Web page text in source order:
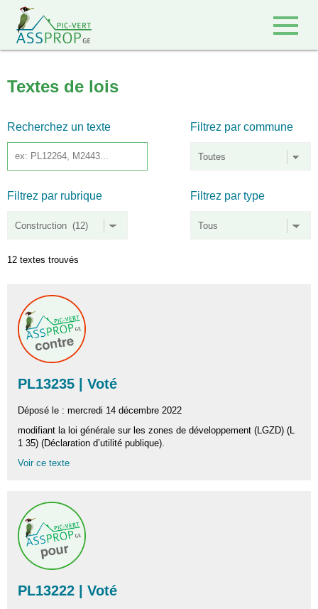
Textes de lois
Recherchez un texte Filtrez par commune
Filtrez par rubrique Filtrez par type
12 textes trouvés
PL13235 | Voté
Déposé le : mercredi 14 décembre 2022
modifiant la loi générale sur les zones de développement (LGZD) (L
1 35) (Déclaration d’utilité publique).
Voir ce texte
PL13222 | Voté